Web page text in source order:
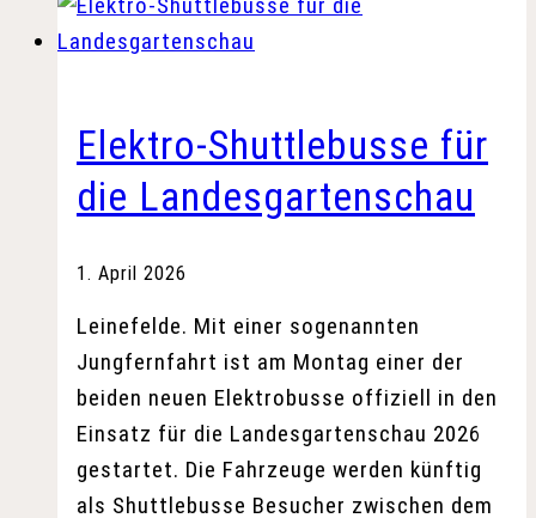
Elektro-Shuttlebusse für
die Landesgartenschau
1. April 2026
Leinefelde. Mit einer sogenannten
Jungfernfahrt ist am Montag einer der
beiden neuen Elektrobusse offiziell in den
Einsatz für die Landesgartenschau 2026
gestartet. Die Fahrzeuge werden künftig
als Shuttlebusse Besucher zwischen dem